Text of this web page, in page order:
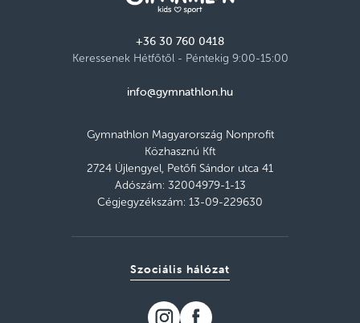
+36 30 760 0418
Keressenek Hétfőtől - Péntekig 9:00-15:00
info@gymnathlon.hu
Gymnathlon Magyarország Nonprofit
Közhasznú Kft
2724 Újlengyel, Petőfi Sándor utca 41
Adószám: 32004979-1-13
Cégjegyzékszám: 13-09-229630
Szociális hálózat